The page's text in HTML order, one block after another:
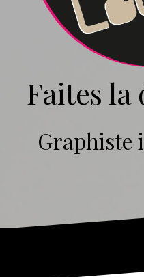
Faites la
Graphiste